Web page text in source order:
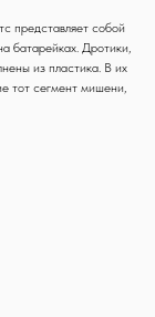
представляет собой
батарейках. Дротики,
из пластика. В их
тот сегмент мишени,